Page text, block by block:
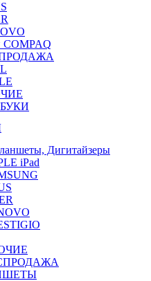
COMPAQ
Дигитайзеры
iPad